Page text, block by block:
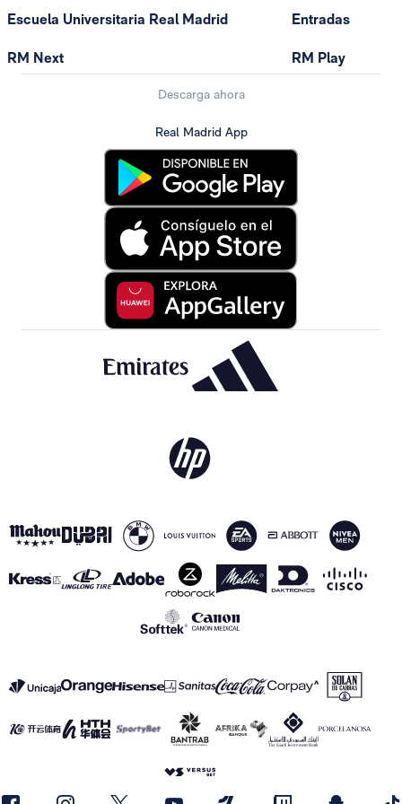
Escuela Universitaria Real Madrid
RM Next
Entradas
RM Play
Descarga ahora
Real Madrid App